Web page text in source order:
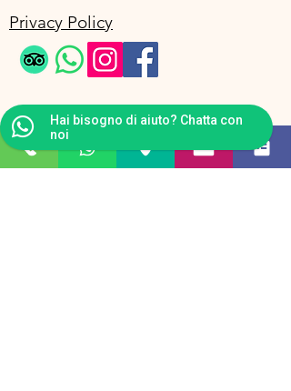
Privacy Policy
Hai bisogno di aiuto? Chatta con
noi